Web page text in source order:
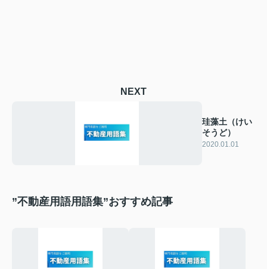
NEXT
珪藻土（けい
そうど）
2020.01.01
”不動産用語用語集”おすすめ記事